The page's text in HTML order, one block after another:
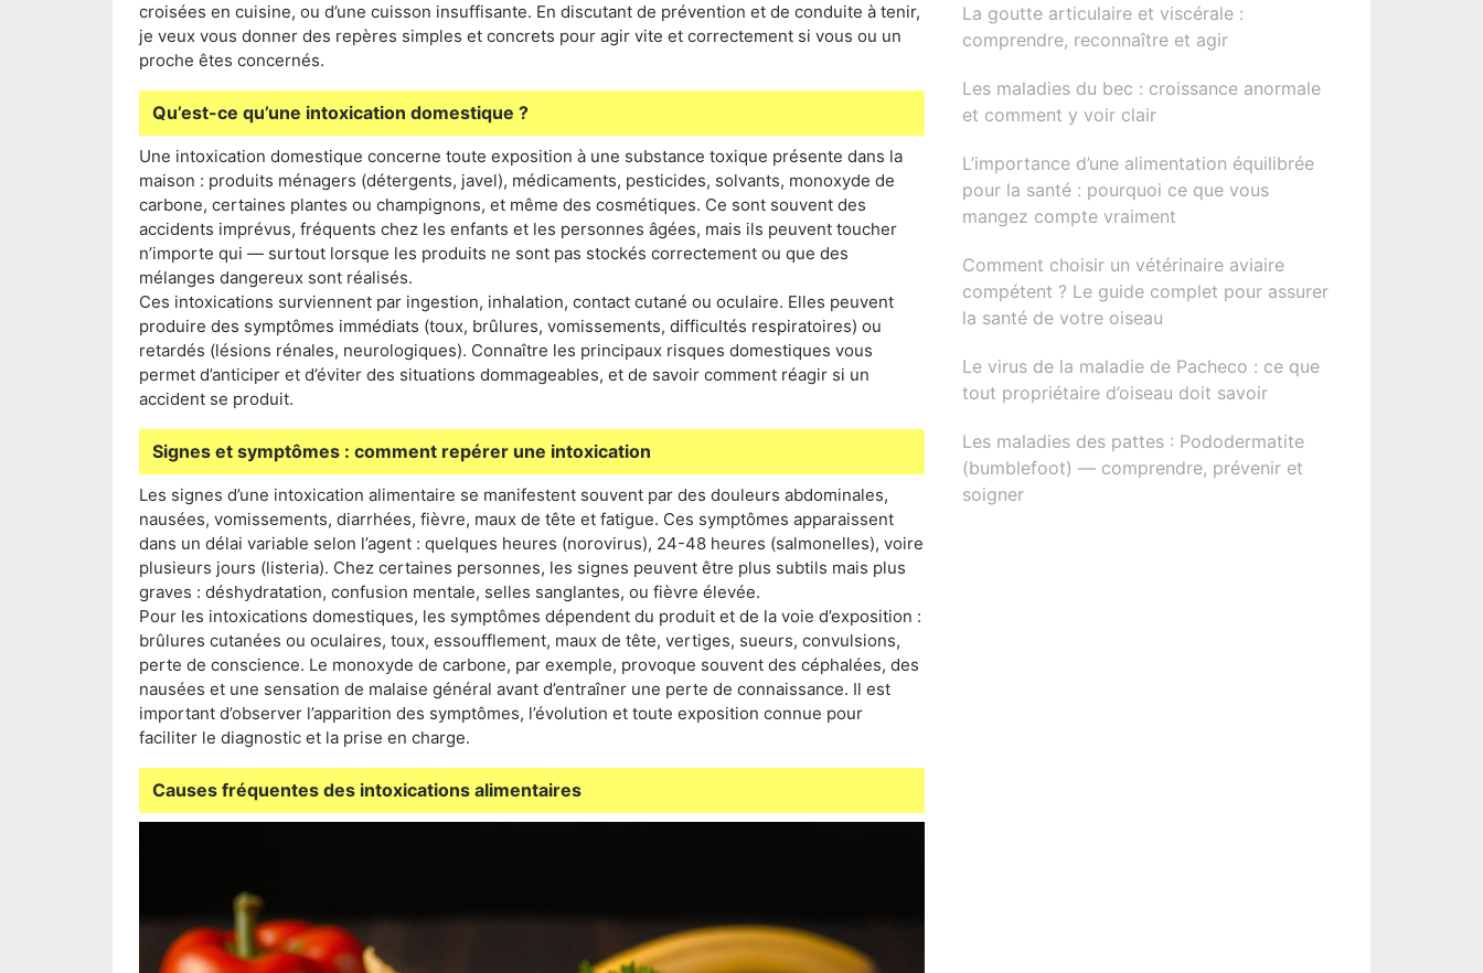
croisées en cuisine, ou d’une cuisson insuffisante. En discutant de prévention et de conduite à tenir,
je veux vous donner des repères simples et concrets pour agir vite et correctement si vous ou un
proche êtes concernés.
Qu’est-ce qu’une intoxication domestique ?
Une intoxication domestique concerne toute exposition à une substance toxique présente dans la
maison : produits ménagers (détergents, javel), médicaments, pesticides, solvants, monoxyde de
carbone, certaines plantes ou champignons, et même des cosmétiques. Ce sont souvent des
accidents imprévus, fréquents chez les enfants et les personnes âgées, mais ils peuvent toucher
n’importe qui — surtout lorsque les produits ne sont pas stockés correctement ou que des
mélanges dangereux sont réalisés.
Ces intoxications surviennent par ingestion, inhalation, contact cutané ou oculaire. Elles peuvent
produire des symptômes immédiats (toux, brûlures, vomissements, difficultés respiratoires) ou
retardés (lésions rénales, neurologiques). Connaître les principaux risques domestiques vous
permet d’anticiper et d’éviter des situations dommageables, et de savoir comment réagir si un
accident se produit.
Signes et symptômes : comment repérer une intoxication
Les signes d’une intoxication alimentaire se manifestent souvent par des douleurs abdominales,
nausées, vomissements, diarrhées, fièvre, maux de tête et fatigue. Ces symptômes apparaissent
dans un délai variable selon l’agent : quelques heures (norovirus), 24-48 heures (salmonelles), voire
plusieurs jours (listeria). Chez certaines personnes, les signes peuvent être plus subtils mais plus
graves : déshydratation, confusion mentale, selles sanglantes, ou fièvre élevée.
Pour les intoxications domestiques, les symptômes dépendent du produit et de la voie d’exposition :
brûlures cutanées ou oculaires, toux, essoufflement, maux de tête, vertiges, sueurs, convulsions,
perte de conscience. Le monoxyde de carbone, par exemple, provoque souvent des céphalées, des
nausées et une sensation de malaise général avant d’entraîner une perte de connaissance. Il est
important d’observer l’apparition des symptômes, l’évolution et toute exposition connue pour
faciliter le diagnostic et la prise en charge.
Causes fréquentes des intoxications alimentaires
La goutte articulaire et viscérale :
comprendre, reconnaître et agir
Les maladies du bec : croissance anormale
et comment y voir clair
L’importance d’une alimentation équilibrée
pour la santé : pourquoi ce que vous
mangez compte vraiment
Comment choisir un vétérinaire aviaire
compétent ? Le guide complet pour assurer
la santé de votre oiseau
Le virus de la maladie de Pacheco : ce que
tout propriétaire d’oiseau doit savoir
Les maladies des pattes : Pododermatite
(bumblefoot) — comprendre, prévenir et
soigner